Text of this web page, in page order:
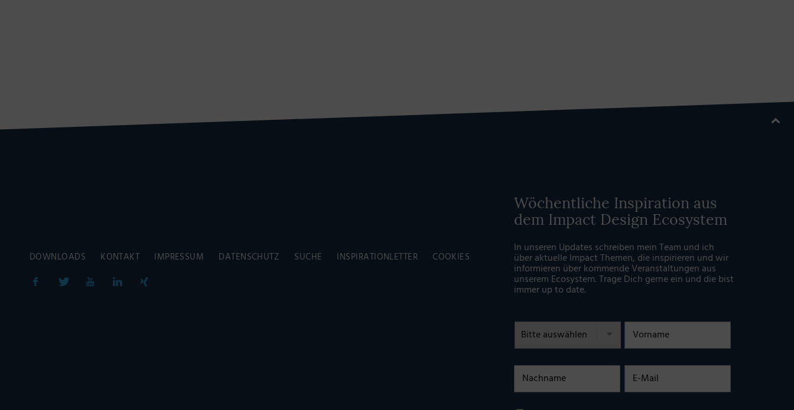
DOWNLOADS KONTAKT IMPRESSUM DATENSCHUTZ SUCHE INSPIRATIONLETTER COOKIES
Wöchentliche Inspiration aus
dem Impact Design Ecosystem
In unseren Updates schreiben mein Team und ich
über aktuelle Impact Themen, die inspirieren und wir
informieren über kommende Veranstaltungen aus
unserem Ecosystem. Trage Dich gerne ein und die bist
immer up to date.